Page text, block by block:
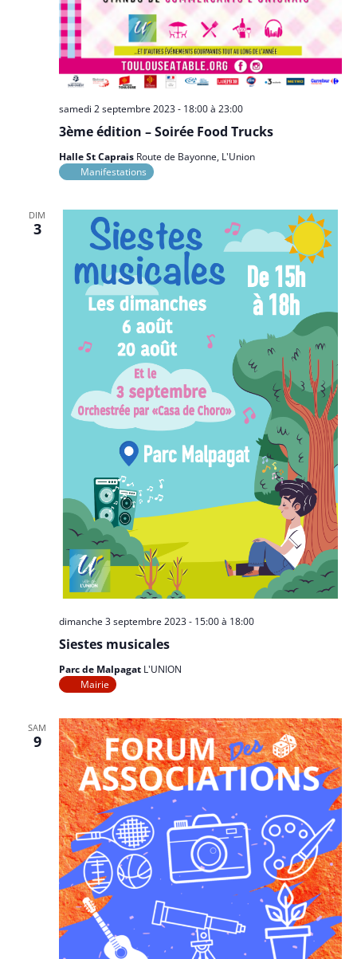
3ème édition – Soirée Food Trucks
samedi 2 septembre 2023 - 18:00à 23:00
Halle St Caprais Route de Bayonne, L'Union
Manifestations
DIM
3
Siestes musicales
dimanche 3 septembre 2023 - 15:00à 18:00
Parc de Malpagat L'UNION
Mairie
SAM
9